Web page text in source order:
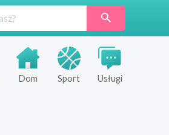
Dom Sport Usługi